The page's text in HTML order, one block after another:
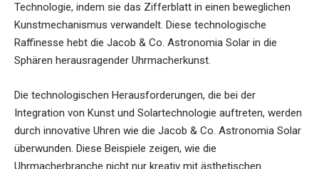
Technologie, indem sie das Zifferblatt in einen beweglichen
Kunstmechanismus verwandelt. Diese technologische
Raffinesse hebt die Jacob & Co. Astronomia Solar in die
Sphären herausragender Uhrmacherkunst.
Die technologischen Herausforderungen, die bei der
Integration von Kunst und Solartechnologie auftreten, werden
durch innovative Uhren wie die Jacob & Co. Astronomia Solar
überwunden. Diese Beispiele zeigen, wie die
Uhrmacherbranche nicht nur kreativ mit ästhetischen